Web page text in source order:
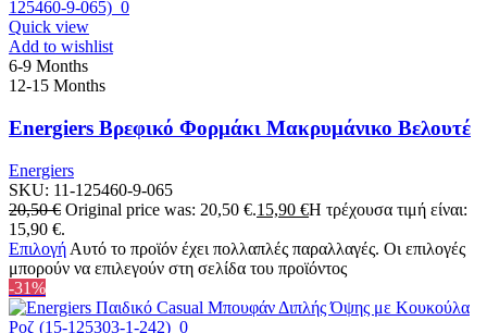
Quick view
Add to wishlist
6-9 Months
12-15 Months
Energiers Βρεφικό Φορμάκι Μακρυμάνικο Βελουτέ
Energiers
SKU: 11-125460-9-065
20,50€ Original price was: 20,50 €.15,90 €Η τρέχουσα τιμή είναι:
15,90 €.
Επιλογή Αυτό το προϊόν έχει πολλαπλές παραλλαγές. Οι επιλογές
μπορούν να επιλεγούν στη σελίδα του προϊόντος
-31%